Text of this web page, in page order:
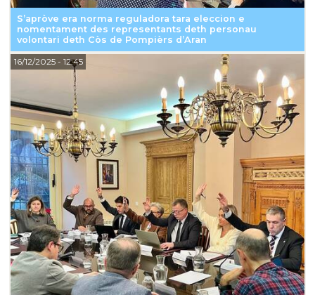
S’apròve era norma reguladora tara eleccion e
nomentament des representants deth personau
volontari deth Còs de Pompièrs d’Aran
16/12/2025- 12:45